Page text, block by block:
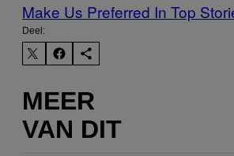
Make Us Preferred In Top
Deel:
MEER
VAN DIT